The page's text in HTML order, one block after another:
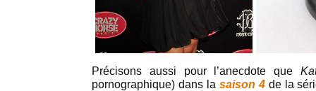
Précisons aussi pour l’anecdote que
pornographique) dans la saison 4de la